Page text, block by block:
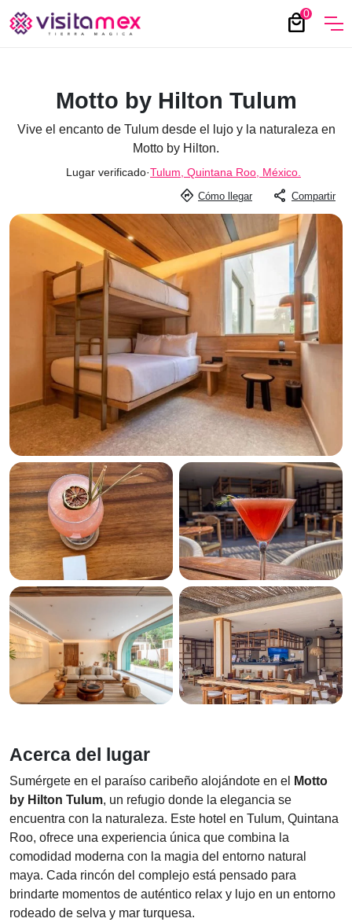
0
local_mall
Motto by Hilton Tulum
Vive el encanto de Tulum desde el lujo y la naturaleza en
Motto by Hilton.
Lugar verificado·Tulum, Quintana Roo, México.
directions Cómo llegar share Compartir
Acerca del lugar
Sumérgete en el paraíso caribeño alojándote en el
Motto
by Hilton Tulum, un refugio donde la elegancia se
encuentra con la naturaleza. Este hotel en Tulum, Quintana
Roo, ofrece una experiencia única que combina la
comodidad moderna con la magia del entorno natural
maya. Cada rincón del complejo está pensado para
brindarte momentos de auténtico relax y lujo en un entorno
rodeado de selva y mar turquesa.